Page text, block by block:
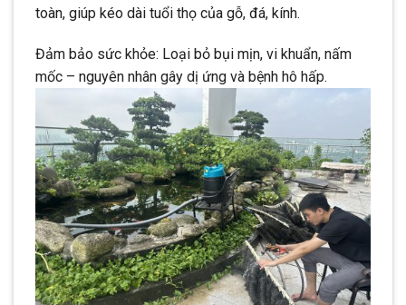
toàn, giúp kéo dài tuổi thọ của gỗ, đá, kính.
Đảm bảo sức khỏe: Loại bỏ bụi mịn, vi khuẩn, nấm
mốc – nguyên nhân gây dị ứng và bệnh hô hấp.